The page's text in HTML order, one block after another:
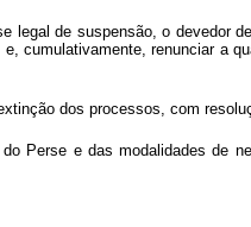
legal de suspensão, o devedor
cumulativamente, renunciar a
dos processos, com
Perse e das modalidades de